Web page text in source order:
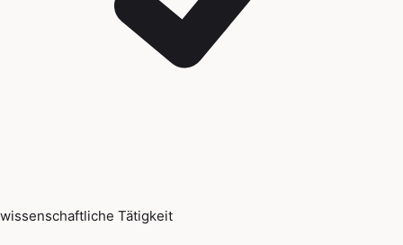
wissenschaftliche Tätigkeit